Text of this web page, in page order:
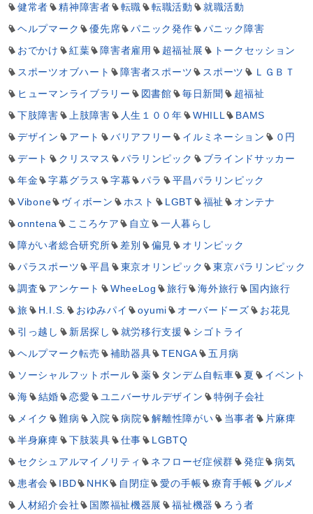
健常者
精神障害者 転職 転職活動
就職活動
ヘルプマーク
優先席 パニック発作
パニック障害
おでかけ
紅葉 障害者雇用 超福祉展
トークセッション
スポーツオブハート
障害者スポーツ スポーツ
ＬＧＢＴ
ヒューマンライブラリー
図書館 毎日新聞
超福祉
下肢障害
上肢障害 人生１００年 WHILL
BAMS
デザイン
アート バリアフリー イルミネーション
０円
デート
クリスマス パラリンピック
ブラインドサッカー
年金
字幕グラス 字幕 パラ
平昌パラリンピック
Vibone
ヴィボーン ホスト LGBT 福祉
オンテナ
onntena
こころケア 自立
一人暮らし
障がい者総合研究所
差別 偏見
オリンピック
パラスポーツ
平昌 東京オリンピック
東京パラリンピック
調査
アンケート WheeLog 旅行 海外旅行
国内旅行
旅
H.I.S. おゆみパイ oyumi オーバードーズ
お花見
引っ越し
新居探し 就労移行支援
シゴトライ
ヘルプマーク転売
補助器具 TENGA
五月病
ソーシャルフットボール
薬 タンデム自転車 夏
イベント
海
結婚 恋愛 ユニバーサルデザイン
特例子会社
メイク
難病 入院 病院 解離性障がい 当事者
片麻痺
半身麻痺
下肢装具 仕事
LGBTQ
セクシュアルマイノリティ
ネフローゼ症候群 発症
病気
患者会
IBD NHK 自閉症 愛の手帳 療育手帳
グルメ
人材紹介会社
国際福祉機器展 福祉機器 ろう者